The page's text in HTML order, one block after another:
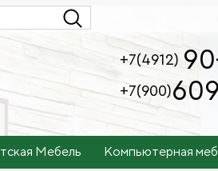
+7(4912)
+7(900)
Мебель Компьютерная